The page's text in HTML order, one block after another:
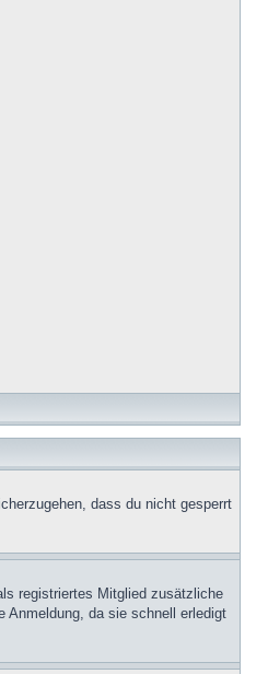
dass du nicht gesperrt
registriertes Mitglied zusätzliche
Anmeldung, da sie schnell erledigt